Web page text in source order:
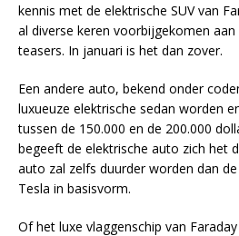
kennis met de elektrische SUV van
al diverse keren voorbijgekomen
teasers. In januari is het dan zover.
Een andere auto, bekend onder
luxueuze elektrische sedan worden
tussen de 150.000 en de 200.000
begeeft de elektrische auto zich het
auto zal zelfs duurder worden dan
Tesla in basisvorm.
Of het luxe vlaggenschip van